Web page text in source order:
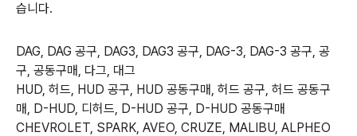
습니다.
DAG, DAG 공구, DAG3, DAG3 공구, DAG-3, DAG-3 공구, 공
구, 공동구매, 다그, 대그
HUD, 허드, HUD 공구, HUD 공동구매, 허드 공구, 허드 공동구
매, D-HUD, 디허드, D-HUD 공구, D-HUD 공동구매
CHEVROLET, SPARK, AVEO, CRUZE, MALIBU, ALPHEO